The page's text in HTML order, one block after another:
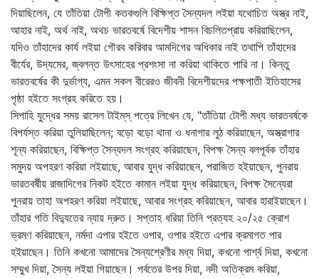
দিয়াছিলেন, যে তাঁতিয়া টোপী কতকগুলি বিক্ষিপ্ত সৈন্যদল লইয়া যথোচিত অস্ত্র নাই,
আহার নাই, অর্থ নাই, অথচ ভারতবর্ষে বিদেশীয় শাসন বিচলিতপ্রায় করিয়াছিলেন,
যদিও তাঁহাদের কার্য লইয়া গৌরব করিবার আমদিগের অধিকার নাই তথাপি তাঁহাদের
বীর্যের, উদ্যমের, জ্বলন্ত উৎসাহের প্রশংসা না করিয়া থাকিতে পারি না। কিন্তু
ভারতবর্ষের কী দুর্ভাগ্য, এমন সকল বীরেরও জীবনী বিদেশীয়দের পক্ষপাতী ইতিহাসের
পৃষ্ঠা হইতে সংগ্রহ করিতে হয়।
সিপাহি যুদ্ধের সময় রাসেল টাইম্‌স্‌ পত্রে লিখেন যে, "তাঁতিয়া টোপী মধ্য ভারতবর্ষকে
বিপর্যস্ত করিয়া তুলিয়াছিলেন; বড়ো বড়ো থানা ও ধনাগার লুঠ করিয়াছেন, অস্ত্রাগার
শূন্য করিয়াছেন, বিক্ষিপ্ত সৈন্যদল সংগ্রহ করিয়াছেন, বিপক্ষ সৈন্য বলপূর্বক তাঁহার
সমুদয় অপহরণ করিয়া লইয়াছে, আবার যুদ্ধ করিয়াছেন, পরাজিত হইয়াছেন, পুনরায়
ভারতবর্ষীয় রাজাদিগের নিকট হইতে কামান লইয়া যুদ্ধ করিয়াছেন, বিপক্ষ সৈন্যেরা
পুনরায় তাহা অপহরণ করিয়া লইয়াছে, আবার সংগ্রহ করিয়াছেন, আবার হারাইয়াছেন।
তাঁহার গতি বিদ্যুতের ন্যায় দ্রুত। সপ্তাহ ধরিয়া তিনি প্রত্যহ ২০/২৫ ক্রোশ
ভ্রমণ করিয়াছেন, নর্মদা এপার হইতে ওপার, ওপার হইতে এপার ক্রমাগত পার
হইয়াছেন। তিনি কখনো আমাদের সৈন্যশ্রেণীর মধ্য দিয়া, কখনো পার্শ্ব দিয়া, কখনো
সম্মুখ দিয়া, সৈন্য লইয়া গিয়াছেন। পর্বতের উপর দিয়া, নদী অতিক্রম করিয়া,